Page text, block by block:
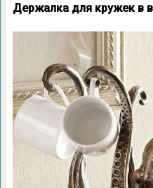
Держалка для кружек в